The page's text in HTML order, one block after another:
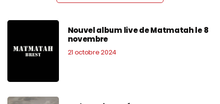
Nouvel album live de Matmatah le 8
novembre
21 octobre 2024